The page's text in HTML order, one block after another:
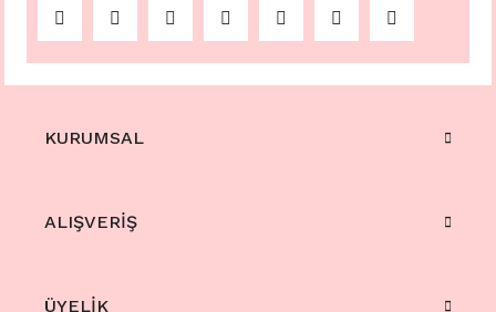
KURUMSAL
ALIŞVERİŞ
ÜYELİK